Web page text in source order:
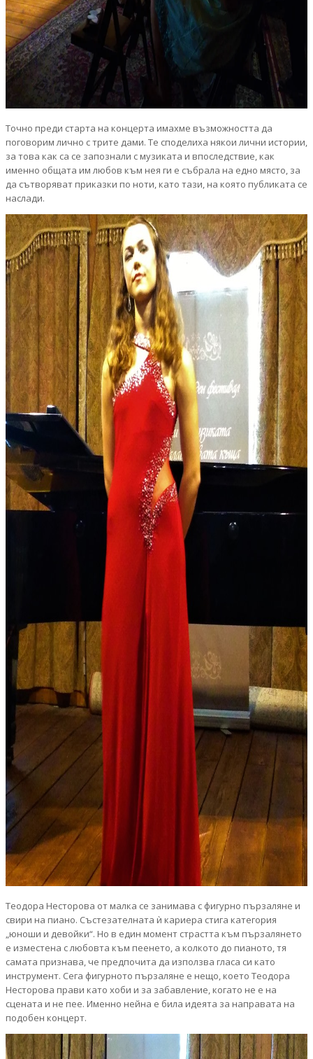
Точно преди старта на концерта имахме възможността да
поговорим лично с трите дами. Те споделиха някои лични истории,
за това как са се запознали с музиката и впоследствие, как
именно общата им любов към нея ги е събрала на едно място, за
да сътворяват приказки по ноти, като тази, на която публиката се
наслади.
Теодора Несторова от малка се занимава с фигурно пързаляне и
свири на пиано. Състезателната ѝ кариера стига категория
„юноши и девойки“. Но в един момент страстта към пързалянето
е изместена с любовта към пеенето, а колкото до пианото, тя
самата признава, че предпочита да използва гласа си като
инструмент. Сега фигурното пързаляне е нещо, което Теодора
Несторова прави като хоби и за забавление, когато не е на
сцената и не пее. Именно нейна е била идеята за направата на
подобен концерт.